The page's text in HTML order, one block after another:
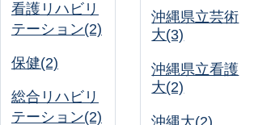
看護リハビリ
テーション(2)
保健(2)
総合リハビリ
テーション(2)
沖縄県立芸術
大(3)
沖縄県立看護
大(2)
沖縄大(2)